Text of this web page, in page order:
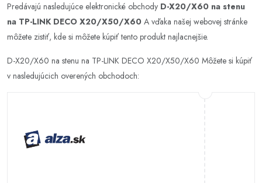
Predávajú nasledujúce elektronické obchody D-X20/X60 na stenu
na TP-LINK DECO X20/X50/X60 A vďaka našej webovej stránke
môžete zistiť, kde si môžete kúpiť tento produkt najlacnejšie.
D-X20/X60 na stenu na TP-LINK DECO X20/X50/X60 Môžete si kúpiť
v nasledujúcich overených obchodoch: